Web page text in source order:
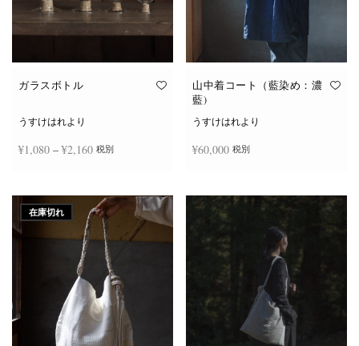
ガラスボトル
うすけはれより
¥1,080 – ¥2,160価格
–
¥2,160
税別
の
商
品
に
は
複
数
バ
リ
エ
ー
シ
ョ
山中着コート（藍染め：濃
藍)
うすけはれより
¥60,000 税別
在庫切れ